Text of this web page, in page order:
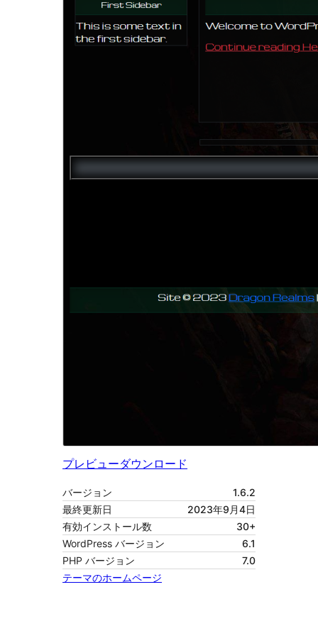
プレビューダウンロード
バージョン
1.6.2
最終更新日
2023年9月4日
有効インストール数
30+
WordPress バージョン
6.1
PHP バージョン
7.0
テーマのホームページ